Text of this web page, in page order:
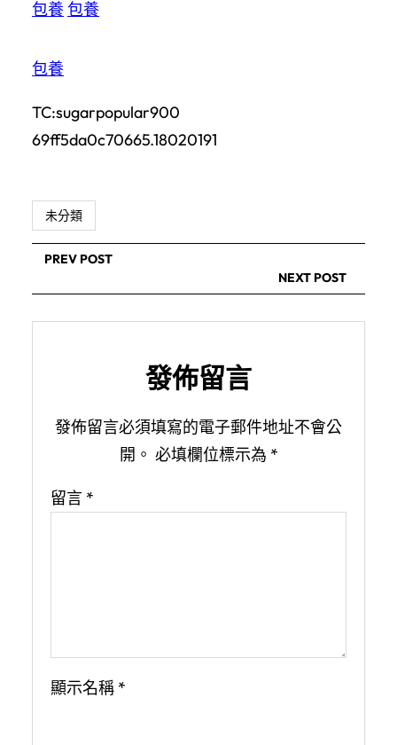
包養包養
包養
TC:sugarpopular900
69ff5da0c70665.18020191
未分類
PREV POST
NEXT POST
發佈留言
發佈留言必須填寫的電子郵件地址不會公
開。 必填欄位標示為 *
留言 *
顯示名稱 *